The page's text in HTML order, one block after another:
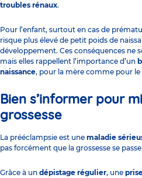
troubles rénaux.
Pour l’enfant, surtout en cas de
risque plus élevé de petit poids de
développement. Ces conséquences ne
mais elles rappellent l’importance d’un
naissance, pour la mère comme pour le
Bien s’informer pour
grossesse
La prééclampsie est une maladie
pas forcément que la grossesse se
Grâce à un dépistage régulier, une